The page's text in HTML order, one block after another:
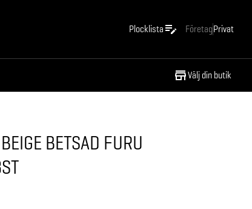
Plocklista FöretagPrivat
Välj din butik
BETSAD FURU